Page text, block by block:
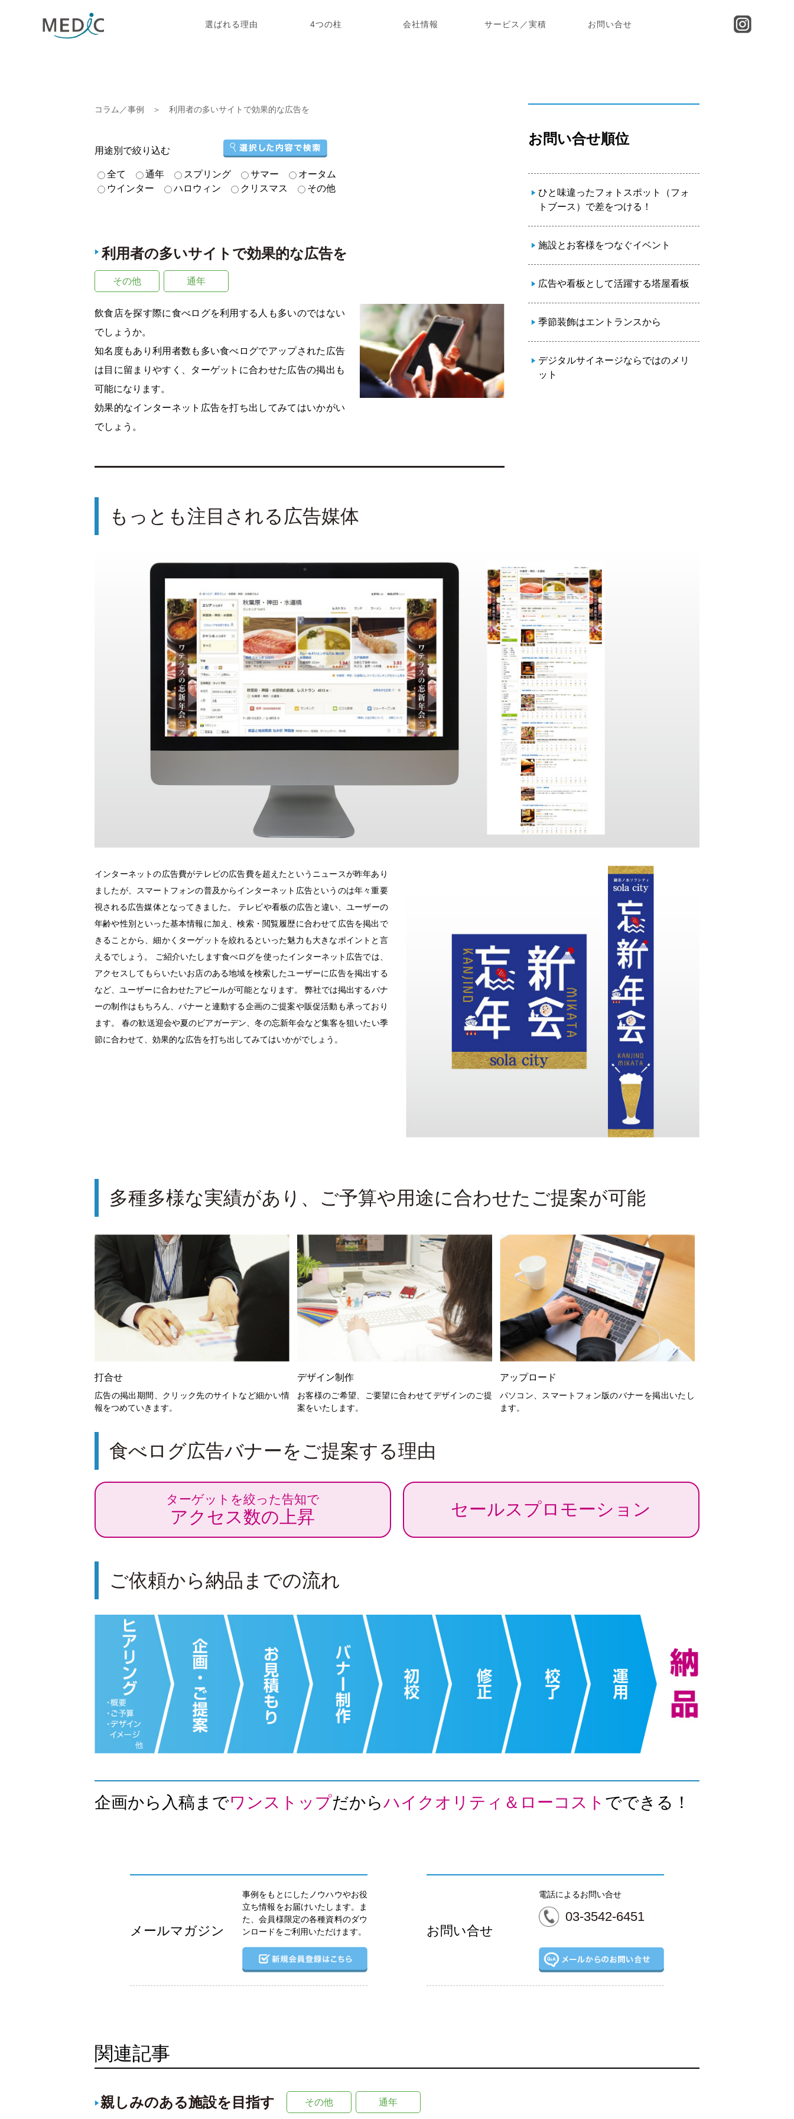
選ばれる理由 4つの柱 会社情報 サービス／実積 お問い合せ
コラム／事例 ＞ 利用者の多いサイトで効果的な広告を
用途別で絞り込む
全て 通年 スプリング サマー
オータム
ウインター
ハロウィン クリスマス その他
利用者の多いサイトで効果的な広告を
その他 通年
飲食店を探す際に食べログを利用する人も多いのではない
でしょうか。
知名度もあり利用者数も多い食べログでアップされた広告
は目に留まりやすく、ターゲットに合わせた広告の掲出も
可能になります。
効果的なインターネット広告を打ち出してみてはいかがい
でしょう。
お問い合せ順位
ひと味違ったフォトスポット（フォ
トブース）で差をつける！
施設とお客様をつなぐイベント
広告や看板として活躍する塔屋看板
季節装飾はエントランスから
デジタルサイネージならではのメリ
ット
もっとも注目される広告媒体
インターネットの広告費がテレビの広告費を超えたというニュースが昨年あり
ましたが、スマートフォンの普及からインターネット広告というのは年々重要
視される広告媒体となってきました。 テレビや看板の広告と違い、ユーザーの
年齢や性別といった基本情報に加え、検索・閲覧履歴に合わせて広告を掲出で
きることから、細かくターゲットを絞れるといった魅力も大きなポイントと言
えるでしょう。 ご紹介いたします食べログを使ったインターネット広告では、
アクセスしてもらいたいお店のある地域を検索したユーザーに広告を掲出する
など、ユーザーに合わせたアピールが可能となります。 弊社では掲出するバナ
ーの制作はもちろん、バナーと連動する企画のご提案や販促活動も承っており
ます。 春の歓送迎会や夏のビアガーデン、冬の忘新年会など集客を狙いたい季
節に合わせて、効果的な広告を打ち出してみてはいかがでしょう。
多種多様な実績があり、ご予算や用途に合わせたご提案が可能
打合せ
広告の掲出期間、クリック先のサイトなど細かい情
報をつめていきます。
デザイン制作
お客様のご希望、ご要望に合わせてデザインのご提
案をいたします。
アップロード
パソコン、スマートフォン版のバナーを掲出いたし
ます。
食べログ広告バナーをご提案する理由
ターゲットを絞った告知で
アクセス数の上昇 セールスプロモーション
ご依頼から納品までの流れ
企画から入稿までワンストップだからハイクオリティ＆ローコスト でできる！
メールマガジン
事例をもとにしたノウハウやお役
立ち情報をお届けいたします。ま
た、会員様限定の各種資料のダウ
ンロードをご利用いただけます。
お問い合せ
電話によるお問い合せ
03-3542-6451
関連記事
親しみのある施設を目指す その他 通年